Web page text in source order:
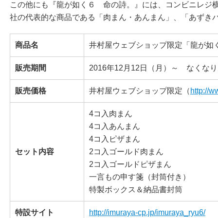
この他にも『龍が如く６ 命の詩。』には、コンビニレジ
社の代表的な商品である「肉まん・あんまん」、「あず
商品名 井村屋ウェブショップ限定「龍が如
販売期間 2016年12月12日（月）～ なくな
販売価格 井村屋ウェブショップ限定（ http://
セット内容
4コ入肉まん
4コ入あんまん
4コ入ピザまん
2コ入ゴールド肉まん
2コ入ゴールドピザまん
一言もの申す箋（封筒付き）
特製ボックス＆納品書封筒
特設サイト http://imuraya-cp.jp/imuraya_ryu6/